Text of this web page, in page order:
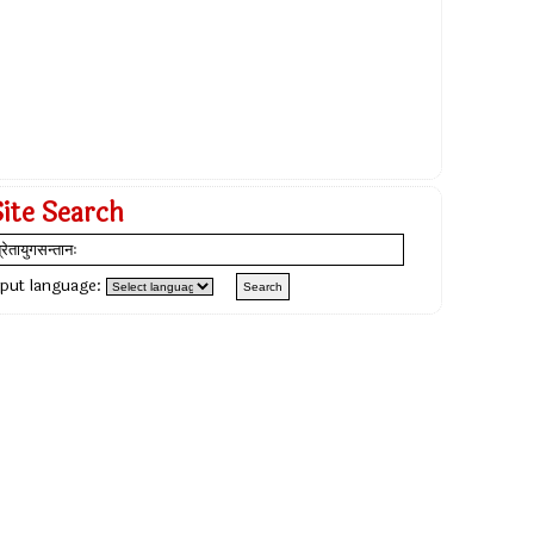
Search
language: